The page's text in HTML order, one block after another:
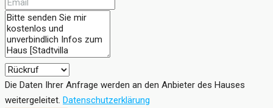
Die Daten Ihrer Anfrage werden an den Anbieter des Hauses
weitergeleitet. Datenschutzerklärung